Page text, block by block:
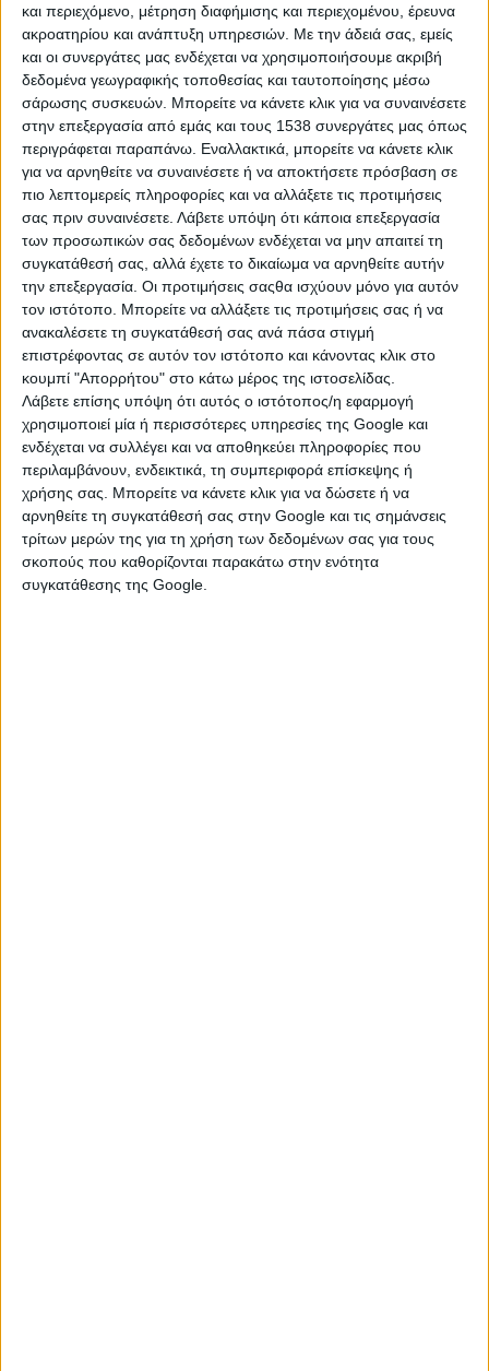
και περιεχόμενο, μέτρηση διαφήμισης και περιεχομένου, έρευνα
ακροατηρίου και ανάπτυξη υπηρεσιών. Με την άδειά σας, εμείς
και οι συνεργάτες μας ενδέχεται να χρησιμοποιήσουμε ακριβή
δεδομένα γεωγραφικής τοποθεσίας και ταυτοποίησης μέσω
σάρωσης συσκευών. Μπορείτε να κάνετε κλικ για να συναινέσετε
στην επεξεργασία από εμάς και τους 1538 συνεργάτες μας όπως
περιγράφεται παραπάνω. Εναλλακτικά, μπορείτε να κάνετε κλικ
για να αρνηθείτε να συναινέσετε ή να αποκτήσετε πρόσβαση σε
πιο λεπτομερείς πληροφορίες και να αλλάξετε τις προτιμήσεις
σας πριν συναινέσετε. Λάβετε υπόψη ότι κάποια επεξεργασία
των προσωπικών σας δεδομένων ενδέχεται να μην απαιτεί τη
συγκατάθεσή σας, αλλά έχετε το δικαίωμα να αρνηθείτε αυτήν
την επεξεργασία. Οι προτιμήσεις σαςθα ισχύουν μόνο για αυτόν
τον ιστότοπο. Μπορείτε να αλλάξετε τις προτιμήσεις σας ή να
ανακαλέσετε τη συγκατάθεσή σας ανά πάσα στιγμή
επιστρέφοντας σε αυτόν τον ιστότοπο και κάνοντας κλικ στο
κουμπί "Απορρήτου" στο κάτω μέρος της ιστοσελίδας.
Λάβετε επίσης υπόψη ότι αυτός ο ιστότοπος/η εφαρμογή
χρησιμοποιεί μία ή περισσότερες υπηρεσίες της Google και
ενδέχεται να συλλέγει και να αποθηκεύει πληροφορίες που
περιλαμβάνουν, ενδεικτικά, τη συμπεριφορά επίσκεψης ή
χρήσης σας. Μπορείτε να κάνετε κλικ για να δώσετε ή να
αρνηθείτε τη συγκατάθεσή σας στην Google και τις σημάνσεις
τρίτων μερών της για τη χρήση των δεδομένων σας για τους
σκοπούς που καθορίζονται παρακάτω στην ενότητα
συγκατάθεσης της Google.
Πρόβλημα σε αρκετούς καταναλωτές δημιουργεί η τακτική
των παρόχων να προωθούν τις πωλήσεις γρήγορων γραμμών
ίντερνετ ακόμα και σε περιοχές όπου τεχνικά αυτό δεν
υποστηρίζεται.Όπως εξήγησαν στο ...
Τι αλλάζει στη φορητότητα των κινητών -
Πότε έχετε δικαίωμα υπαναχώρησης
Νέες ρυθμίσεις ισχύουν στο εξής για τη φορητότητα αριθμών
σταθερής και κινητής τηλεφωνίας. Οι καταναλωτές έχουν
πλέον το δικαίωμα να υπαναχωρήσουν από την αίτηση
φορητότητας που είχαν κάνει, ...